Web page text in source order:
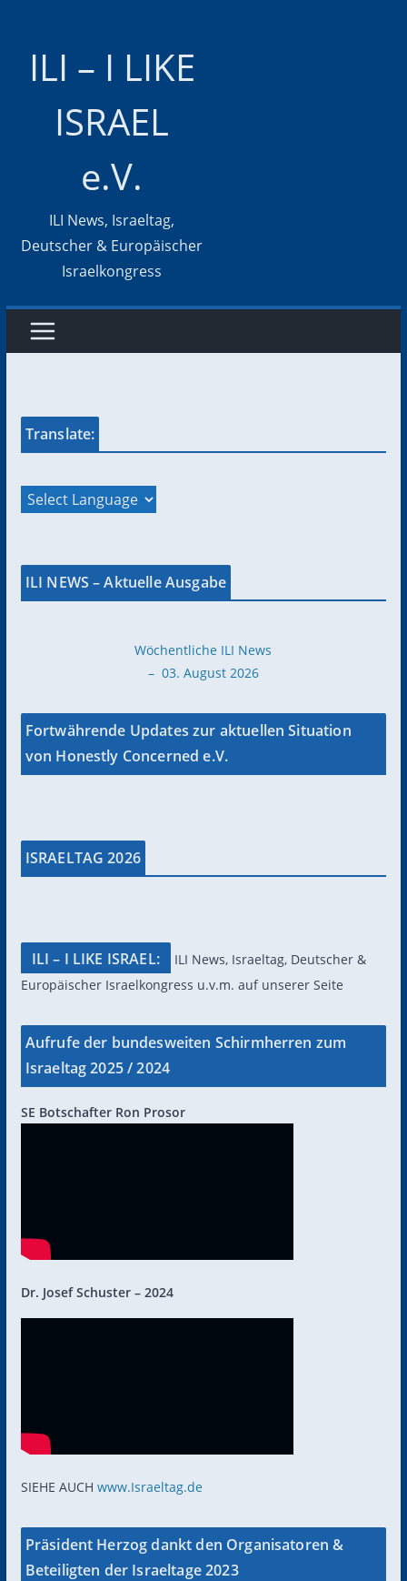
ILI – I LIKE
ISRAEL
e.V.
ILI News, Israeltag,
Deutscher & Europäischer
Israelkongress
Translate:
ILI NEWS – Aktuelle Ausgabe
Wöchentliche ILI News
– 03. August 2026
Fortwährende Updates zur aktuellen Situation
von Honestly Concerned e.V.
ISRAELTAG 2026
ILI – I LIKE ISRAEL:
ILI News, Israeltag, Deutscher &
Europäischer Israelkongress u.v.m. auf unserer Seite
Aufrufe der bundesweiten Schirmherren zum
Israeltag 2025 / 2024
SE Botschafter Ron Prosor
Dr. Josef Schuster – 2024
SIEHE AUCH www.Israeltag.de
Präsident Herzog dankt den Organisatoren &
Beteiligten der Israeltage 2023